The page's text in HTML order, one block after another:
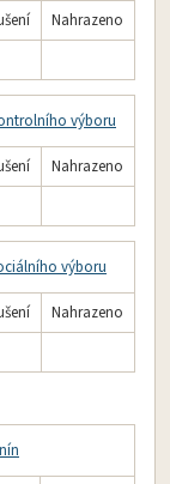
Nahrazeno
výboru
Nahrazeno
výboru
Nahrazeno